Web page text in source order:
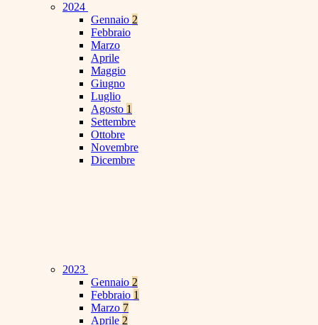
2024
Gennaio 2
Febbraio
Marzo
Aprile
Maggio
Giugno
Luglio
Agosto 1
Settembre
Ottobre
Novembre
Dicembre
2023
Gennaio 2
Febbraio 1
Marzo 7
Aprile 2